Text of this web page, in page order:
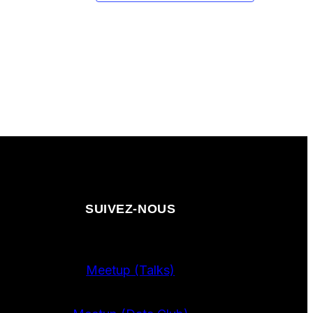
SUIVEZ-NOUS
Meetup (Talks)